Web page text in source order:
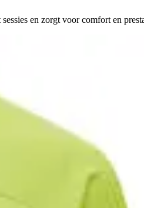
en zorgt voor comfort en